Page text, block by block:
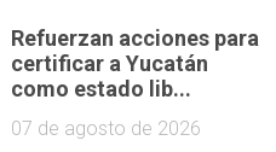
Refuerzan acciones para
certificar a Yucatán
como estado lib...
07 de agosto de 2026